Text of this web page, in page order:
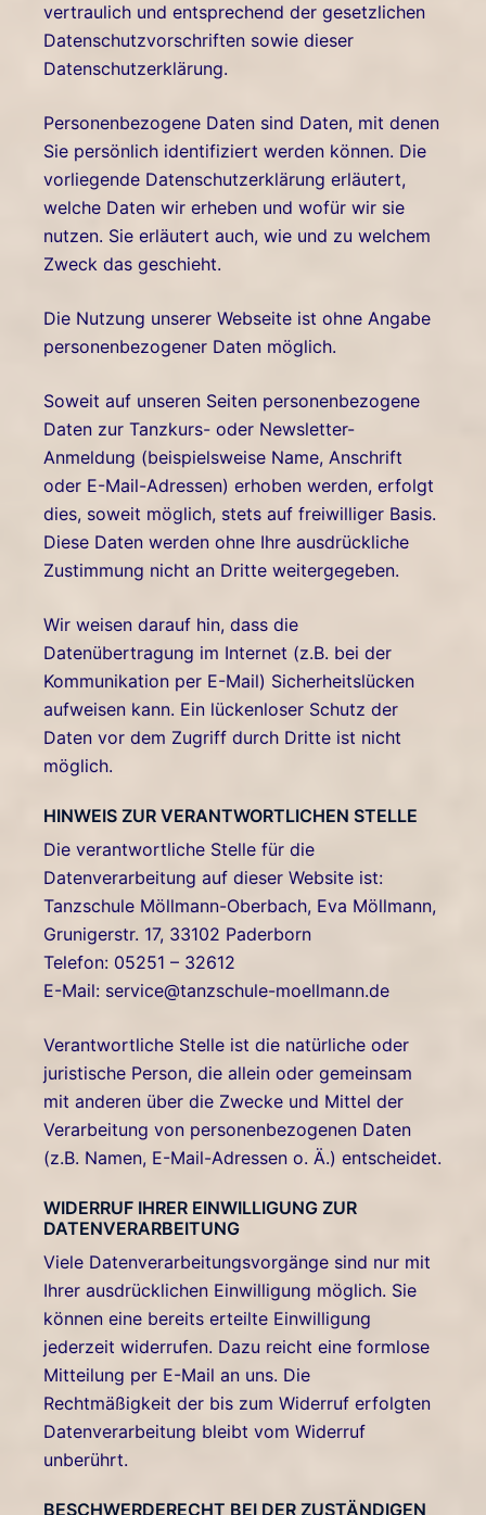
vertraulich und entsprechend der gesetzlichen
Datenschutzvorschriften sowie dieser
Datenschutzerklärung.
Personenbezogene Daten sind Daten, mit denen
Sie persönlich identifiziert werden können. Die
vorliegende Datenschutzerklärung erläutert,
welche Daten wir erheben und wofür wir sie
nutzen. Sie erläutert auch, wie und zu welchem
Zweck das geschieht.
Die Nutzung unserer Webseite ist ohne Angabe
personenbezogener Daten möglich.
Soweit auf unseren Seiten personenbezogene
Daten zur Tanzkurs- oder Newsletter-
Anmeldung (beispielsweise Name, Anschrift
oder E-Mail-Adressen) erhoben werden, erfolgt
dies, soweit möglich, stets auf freiwilliger Basis.
Diese Daten werden ohne Ihre ausdrückliche
Zustimmung nicht an Dritte weitergegeben.
Wir weisen darauf hin, dass die
Datenübertragung im Internet (z.B. bei der
Kommunikation per E-Mail) Sicherheitslücken
aufweisen kann. Ein lückenloser Schutz der
Daten vor dem Zugriff durch Dritte ist nicht
möglich.
HINWEIS ZUR VERANTWORTLICHEN STELLE
Die verantwortliche Stelle für die
Datenverarbeitung auf dieser Website ist:
Tanzschule Möllmann-Oberbach, Eva Möllmann,
Grunigerstr. 17, 33102 Paderborn
Telefon: 05251 – 32612
E-Mail: service@tanzschule-moellmann.de
Verantwortliche Stelle ist die natürliche oder
juristische Person, die allein oder gemeinsam
mit anderen über die Zwecke und Mittel der
Verarbeitung von personenbezogenen Daten
(z.B. Namen, E-Mail-Adressen o. Ä.) entscheidet.
WIDERRUF IHRER EINWILLIGUNG ZUR
DATENVERARBEITUNG
Viele Datenverarbeitungsvorgänge sind nur mit
Ihrer ausdrücklichen Einwilligung möglich. Sie
können eine bereits erteilte Einwilligung
jederzeit widerrufen. Dazu reicht eine formlose
Mitteilung per E-Mail an uns. Die
Rechtmäßigkeit der bis zum Widerruf erfolgten
Datenverarbeitung bleibt vom Widerruf
unberührt.
BESCHWERDERECHT BEI DER ZUSTÄNDIGEN